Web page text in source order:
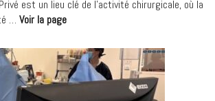
est un lieu clé de l’activité chirurgicale, où la
… Voir la page« En
le
bloc
opératoire